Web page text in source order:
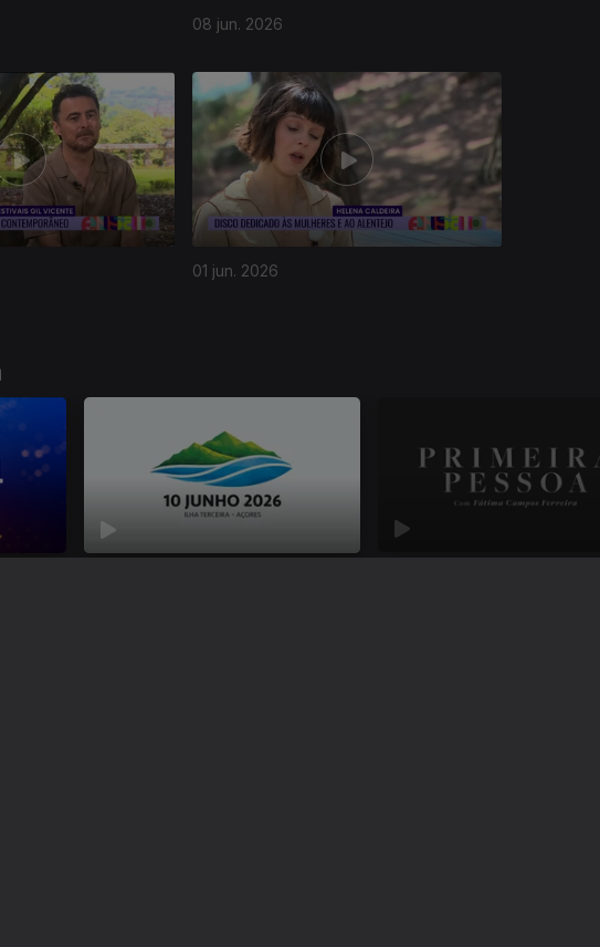
08 jun. 2026
01 jun. 2026